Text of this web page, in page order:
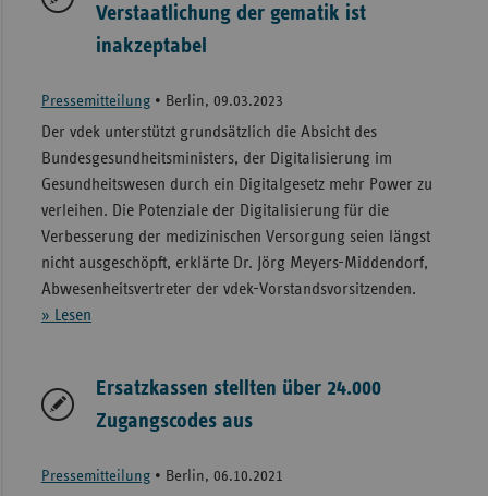
Verstaatlichung der gematik ist
inakzeptabel
Pressemitteilung• Berlin, 09.03.2023
Der vdek unterstützt grundsätzlich die Absicht des
Bundesgesundheitsministers, der Digitalisierung im
Gesundheitswesen durch ein Digitalgesetz mehr Power zu
verleihen. Die Potenziale der Digitalisierung für die
Verbesserung der medizinischen Versorgung seien längst
nicht ausgeschöpft, erklärte Dr. Jörg Meyers-Middendorf,
Abwesenheitsvertreter der vdek-Vorstandsvorsitzenden.
» Lesen
Ersatzkassen stellten über 24.000
Zugangscodes aus
Pressemitteilung• Berlin, 06.10.2021